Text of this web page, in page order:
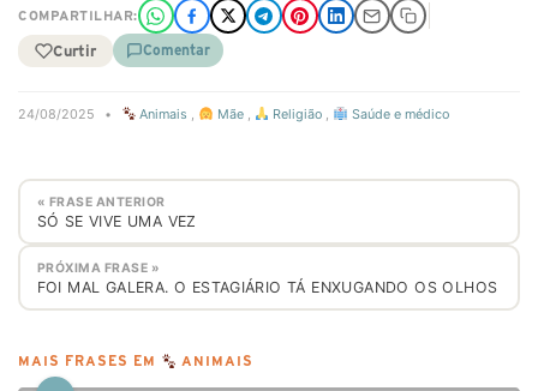
COMPARTILHAR:
Curtir Comentar
24/08/2025 • Animais , Mãe, Religião , Saúde e médico
« FRASE ANTERIOR
SÓ SE VIVE UMA VEZ
PRÓXIMA FRASE »
FOI MAL GALERA. O ESTAGIÁRIO TÁ ENXUGANDO OS OLHOS
MAIS FRASES EM ANIMAIS